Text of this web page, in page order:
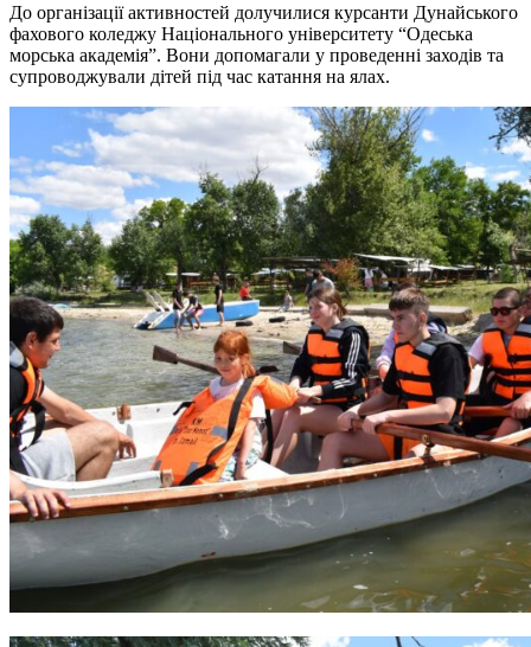
До організації активностей долучилися курсанти Дунайського
фахового коледжу Національного університету “Одеська
морська академія”. Вони допомагали у проведенні заходів та
супроводжували дітей під час катання на ялах.